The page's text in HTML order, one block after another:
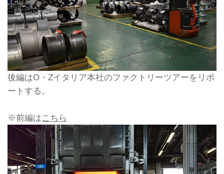
後編はO・Zイタリア本社のファクトリーツアーをリポ
ートする。
※前編はこちら